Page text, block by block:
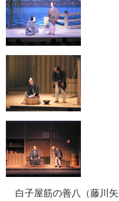
白子屋筋の善八（藤川